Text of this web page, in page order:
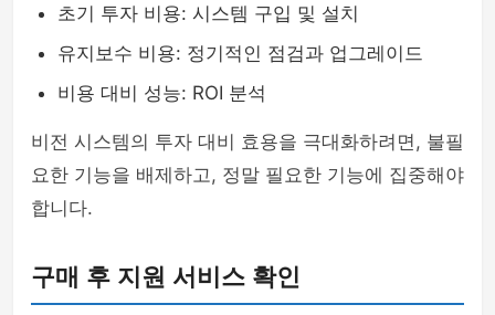
초기 투자 비용: 시스템 구입 및 설치
유지보수 비용: 정기적인 점검과 업그레이드
비용 대비 성능: ROI 분석
비전 시스템의 투자 대비 효용을 극대화하려면, 불필
요한 기능을 배제하고, 정말 필요한 기능에 집중해야
합니다.
구매 후 지원 서비스 확인